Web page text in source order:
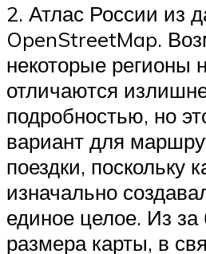
2. Атлас России из
OpenStreetMap.
некоторые регионы
отличаются
подробностью, но
вариант для
поездки, поскольку
изначально
единое целое. Из за
размера карты, в